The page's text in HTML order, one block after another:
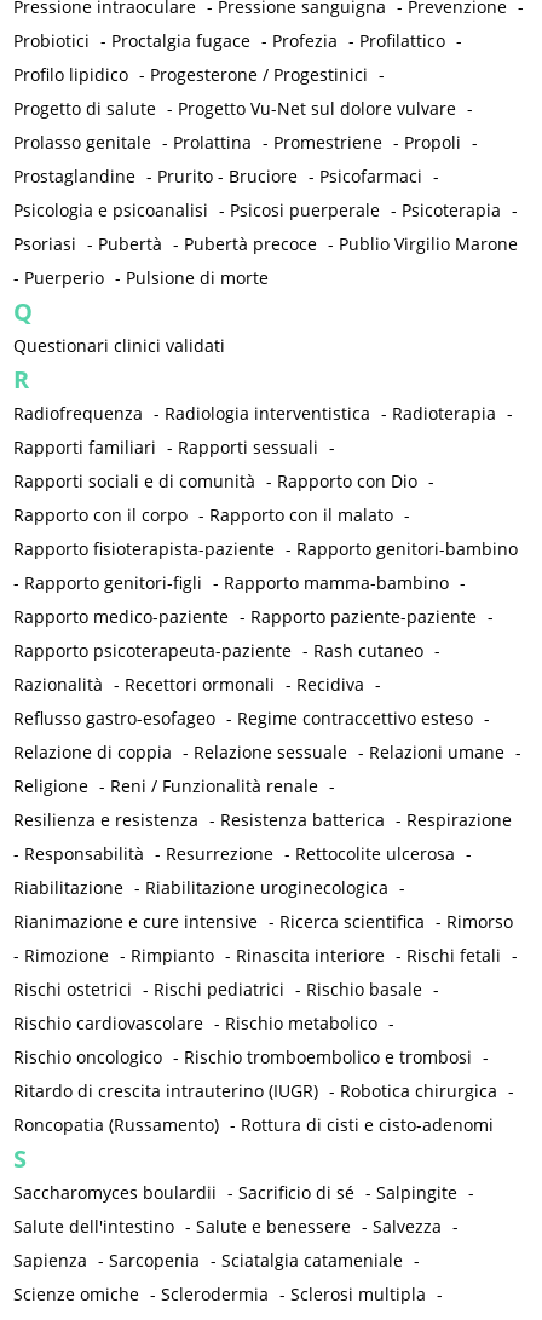
Pressione intraoculare - Pressione sanguigna - Prevenzione -
Probiotici - Proctalgia fugace - Profezia - Profilattico -
Profilo lipidico - Progesterone / Progestinici -
Progetto di salute - Progetto Vu-Net sul dolore vulvare -
Prolasso genitale - Prolattina - Promestriene - Propoli -
Prostaglandine - Prurito - Bruciore - Psicofarmaci -
Psicologia e psicoanalisi - Psicosi puerperale - Psicoterapia -
Psoriasi - Pubertà - Pubertà precoce - Publio Virgilio Marone
- Puerperio - Pulsione di morte
Q
Questionari clinici validati
R
Radiofrequenza - Radiologia interventistica - Radioterapia -
Rapporti familiari - Rapporti sessuali -
Rapporti sociali e di comunità - Rapporto con Dio -
Rapporto con il corpo - Rapporto con il malato -
Rapporto fisioterapista-paziente - Rapporto genitori-bambino
- Rapporto genitori-figli - Rapporto mamma-bambino -
Rapporto medico-paziente - Rapporto paziente-paziente -
Rapporto psicoterapeuta-paziente - Rash cutaneo -
Razionalità - Recettori ormonali - Recidiva -
Reflusso gastro-esofageo - Regime contraccettivo esteso -
Relazione di coppia - Relazione sessuale - Relazioni umane -
Religione - Reni / Funzionalità renale -
Resilienza e resistenza - Resistenza batterica - Respirazione
- Responsabilità - Resurrezione - Rettocolite ulcerosa -
Riabilitazione - Riabilitazione uroginecologica -
Rianimazione e cure intensive - Ricerca scientifica - Rimorso
- Rimozione - Rimpianto - Rinascita interiore - Rischi fetali -
Rischi ostetrici - Rischi pediatrici - Rischio basale -
Rischio cardiovascolare - Rischio metabolico -
Rischio oncologico - Rischio tromboembolico e trombosi -
Ritardo di crescita intrauterino (IUGR) - Robotica chirurgica -
Roncopatia (Russamento) - Rottura di cisti e cisto-adenomi
S
Saccharomyces boulardii -Sacrificio di sé -Salpingite -
Salute dell'intestino -Salute e benessere -Salvezza -
Sapienza -Sarcopenia -Sciatalgia catameniale -
Scienze omiche -Sclerodermia -Sclerosi multipla -